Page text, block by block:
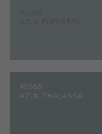
#E559
AZUL THALASSA